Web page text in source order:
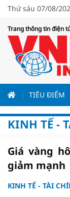
Thứ sáu 07/08/
Trang thông tin điện
TIÊU ĐIỂM
KINH TẾ -
Giá vàng
giảm mạnh
KINH TẾ - TÀI